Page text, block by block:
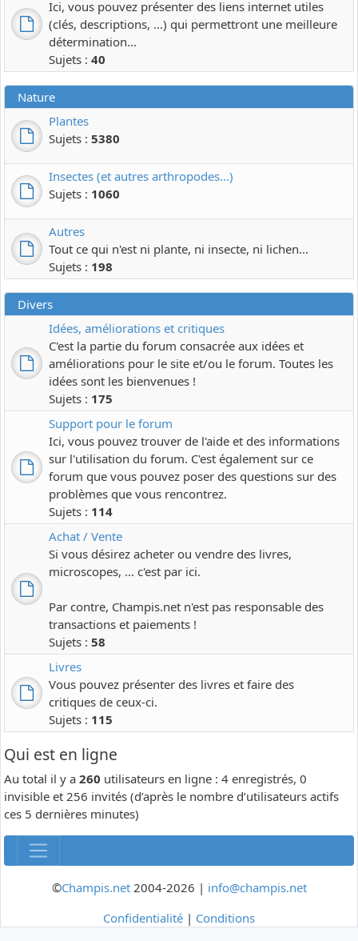
Ici, vous pouvez présenter des liens internet utiles
(clés, descriptions, ...) qui permettront une meilleure
détermination...
Sujets : 40
Nature
Plantes
Sujets : 5380
Insectes (et autres arthropodes...)
Sujets : 1060
Autres
Tout ce qui n'est ni plante, ni insecte, ni lichen...
Sujets : 198
Divers
Idées, améliorations et critiques
C'est la partie du forum consacrée aux idées et
améliorations pour le site et/ou le forum. Toutes les
idées sont les bienvenues !
Sujets : 175
Support pour le forum
Ici, vous pouvez trouver de l'aide et des informations
sur l'utilisation du forum. C'est également sur ce
forum que vous pouvez poser des questions sur des
problèmes que vous rencontrez.
Sujets : 114
Achat / Vente
Si vous désirez acheter ou vendre des livres,
microscopes, ... c'est par ici.
Par contre, Champis.net n'est pas responsable des
transactions et paiements !
Sujets : 58
Livres
Vous pouvez présenter des livres et faire des
critiques de ceux-ci.
Sujets : 115
Qui est en ligne
Au total il y a 260 utilisateurs en ligne : 4 enregistrés, 0
invisible et 256 invités (d’après le nombre d’utilisateurs actifs
ces 5 dernières minutes)
©Champis.net2004-2026 | info@champis.net
Confidentialité | Conditions